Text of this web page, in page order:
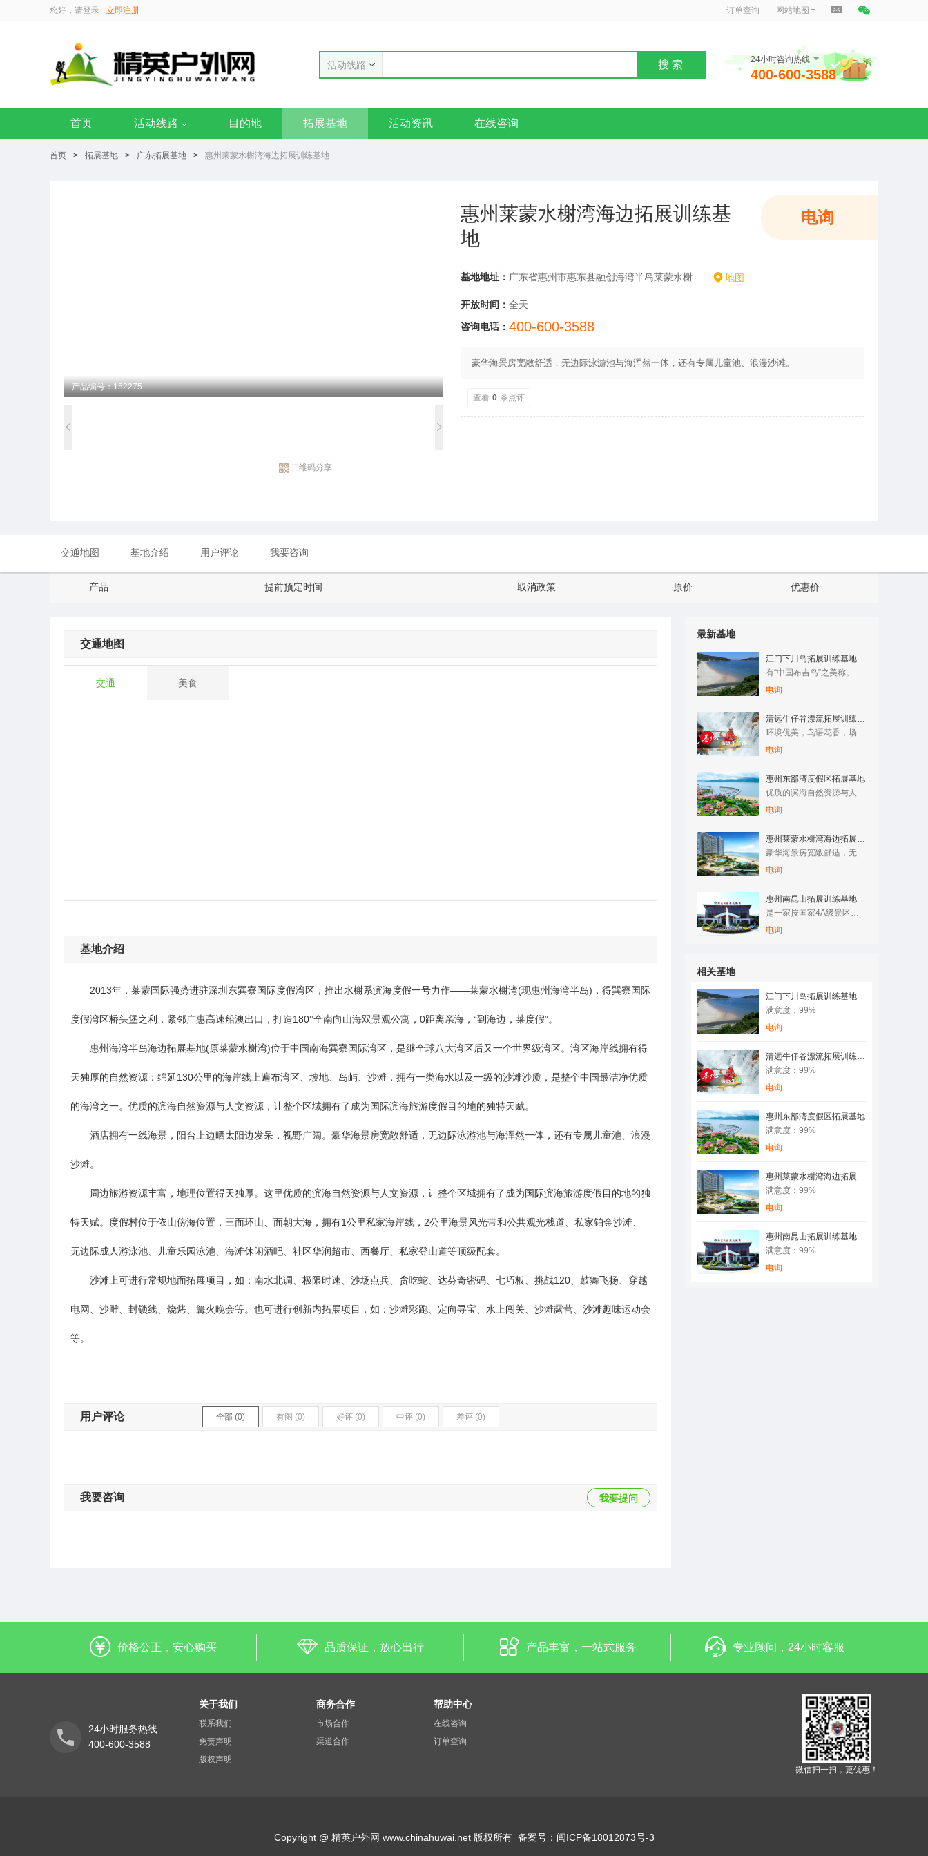
您好，请登录 立即注册 订单查询 网站地图
活动线路 搜 索 24小时咨询热线
400-600-3588
首页 活动线路 目的地 拓展基地 活动资讯 在线咨询
首页 > 拓展基地 > 广东拓展基地 > 惠州莱蒙水榭湾海边拓展训练基地
产品编号：152275
二维码分享
电询
惠州莱蒙水榭湾海边拓展训练基
地
基地地址： 地图
开放时间： 全天
咨询电话： 400-600-3588
豪华海景房宽敞舒适，无边际泳游池与海浑然一体，还有专属儿童池、浪漫沙滩。
查看 0 条点评
交通地图 基地介绍 用户评论 我要咨询
产品 提前预定时间 取消政策 原价 优惠价
交通地图
交通 美食
基地介绍
2013年，莱蒙国际强势进驻深圳东巽寮国际度假湾区，推出水榭系滨海度假一号力作——莱蒙水榭湾(现惠州海湾半岛)，得巽寮国际
度假湾区桥头堡之利，紧邻广惠高速船澳出口，打造180°全南向山海双景观公寓，0距离亲海，“到海边，莱度假”。
惠州海湾半岛海边拓展基地(原莱蒙水榭湾)位于中国南海巽寮国际湾区，是继全球八大湾区后又一个世界级湾区。湾区海岸线拥有得
天独厚的自然资源：绵延130公里的海岸线上遍布湾区、坡地、岛屿、沙滩，拥有一类海水以及一级的沙滩沙质，是整个中国最洁净优质
的海湾之一。优质的滨海自然资源与人文资源，让整个区域拥有了成为国际滨海旅游度假目的地的独特天赋。
酒店拥有一线海景，阳台上边晒太阳边发呆，视野广阔。豪华海景房宽敞舒适，无边际泳游池与海浑然一体，还有专属儿童池、浪漫
沙滩。
周边旅游资源丰富，地理位置得天独厚。这里优质的滨海自然资源与人文资源，让整个区域拥有了成为国际滨海旅游度假目的地的独
特天赋。度假村位于依山傍海位置，三面环山、面朝大海，拥有1公里私家海岸线，2公里海景风光带和公共观光栈道、私家铂金沙滩、
无边际成人游泳池、儿童乐园泳池、海滩休闲酒吧、社区华润超市、西餐厅、私家登山道等顶级配套。
沙滩上可进行常规地面拓展项目，如：南水北调、极限时速、沙场点兵、贪吃蛇、达芬奇密码、七巧板、挑战120、鼓舞飞扬、穿越
电网、沙雕、封锁线、烧烤、篝火晚会等。也可进行创新内拓展项目，如：沙滩彩跑、定向寻宝、水上闯关、沙滩露营、沙滩趣味运动会
等。
用户评论 全部 (0) 有图 (0) 好评 (0) 中评 (0) 差评 (0)
我要咨询 我要提问
最新基地
江门下川岛拓展训练基地
有“中国布吉岛”之美称。
电询
清远牛仔谷漂流拓展训练基地
环境优美，鸟语花香，场地空阔，空气清新，纯天然原生态树林/竹…
电询
惠州东部湾度假区拓展基地
优质的滨海自然资源与人文资源，让整个区域拥有了成为国际滨海旅…
电询
惠州莱蒙水榭湾海边拓展训练基地
豪华海景房宽敞舒适，无边际泳游池与海浑然一体，还有专属儿童池…
电询
惠州南昆山拓展训练基地
是一家按国家4A级景区标准建设的综合性旅游度假区。
电询
相关基地
江门下川岛拓展训练基地
满意度：99%
电询
清远牛仔谷漂流拓展训练基地
满意度：99%
电询
惠州东部湾度假区拓展基地
满意度：99%
电询
惠州莱蒙水榭湾海边拓展训练基地
满意度：99%
电询
惠州南昆山拓展训练基地
满意度：99%
电询
价格公正，安心购买 品质保证，放心出行 产品丰富，一站式服务 专业顾问，24小时客服
24小时服务热线
400-600-3588
关于我们
联系我们
免责声明
版权声明
商务合作
市场合作
渠道合作
帮助中心
在线咨询
订单查询
微信扫一扫，更优惠！
Copyright @ 精英户外网 www.chinahuwai.net 版权所有 备案号： 闽ICP备18012873号-3